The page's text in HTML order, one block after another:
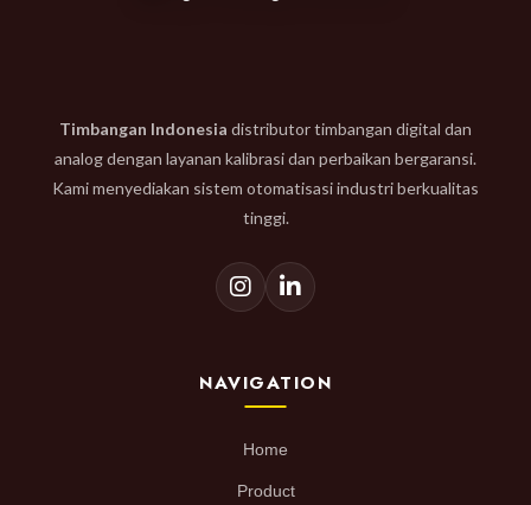
Timbangan Indonesia distributor timbangan digital dan
analog dengan layanan kalibrasi dan perbaikan bergaransi.
Kami menyediakan sistem otomatisasi industri berkualitas
tinggi.
NAVIGATION
Home
Product